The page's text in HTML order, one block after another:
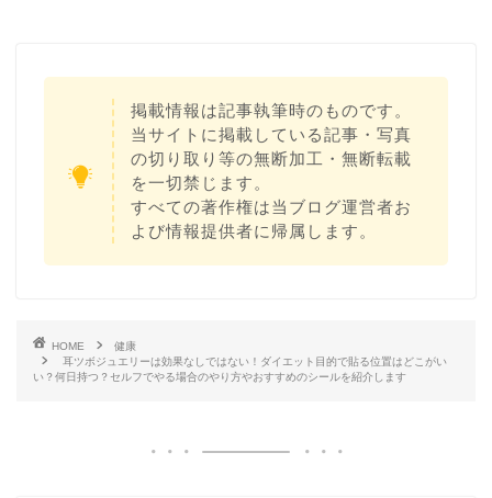
掲載情報は記事執筆時のものです。
当サイトに掲載している記事・写真
の切り取り等の無断加工・無断転載
を一切禁じます。
すべての著作権は当ブログ運営者お
よび情報提供者に帰属します。
HOME
健康
耳ツボジュエリーは効果なしではない！ダイエット目的で貼る位置はどこがい
い？何日持つ？セルフでやる場合のやり方やおすすめのシールを紹介します